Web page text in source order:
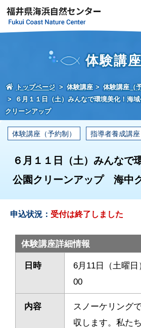
体験講
トップページ 体験講座 体験講座（
６月１１日（土）みんなで環境美化！海
クリーンアップ
体験講座（予約制） 指導者養成講座
６月１１日（土）みんなで
公園クリーンアップ 海中
申込状況： 受付は終了しました
体験講座詳細情報
日時
6月11日（土曜日
00
内容
スノーケリング
収します。私た